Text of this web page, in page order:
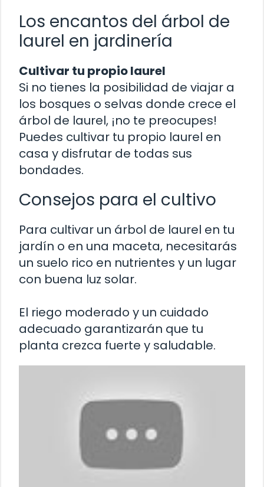
Los encantos del árbol de
laurel en jardinería
Cultivar tu propio laurel
Si no tienes la posibilidad de viajar a
los bosques o selvas donde crece el
árbol de laurel, ¡no te preocupes!
Puedes cultivar tu propio laurel en
casa y disfrutar de todas sus
bondades.
Consejos para el cultivo
Para cultivar un árbol de laurel en tu
jardín o en una maceta, necesitarás
un suelo rico en nutrientes y un lugar
con buena luz solar.
El riego moderado y un cuidado
adecuado garantizarán que tu
planta crezca fuerte y saludable.